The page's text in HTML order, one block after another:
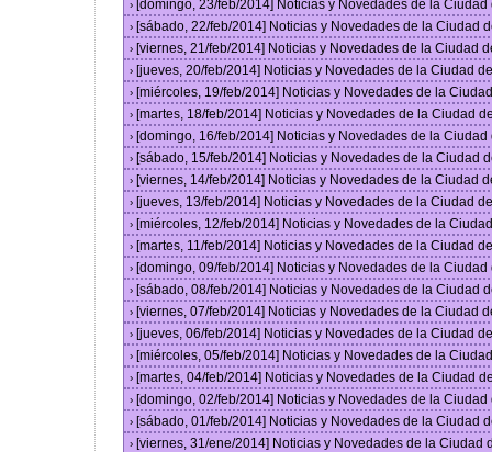
› [domingo, 23/feb/2014] Noticias y Novedades de la
› [sábado, 22/feb/2014] Noticias y Novedades de la Ciudad
› [viernes, 21/feb/2014] Noticias y Novedades de la Ciudad
› [jueves, 20/feb/2014] Noticias y Novedades de la Ciudad
› [miércoles, 19/feb/2014] Noticias y Novedades de la
› [martes, 18/feb/2014] Noticias y Novedades de la Ciudad
› [domingo, 16/feb/2014] Noticias y Novedades de la
› [sábado, 15/feb/2014] Noticias y Novedades de la Ciudad
› [viernes, 14/feb/2014] Noticias y Novedades de la Ciudad
› [jueves, 13/feb/2014] Noticias y Novedades de la Ciudad
› [miércoles, 12/feb/2014] Noticias y Novedades de la
› [martes, 11/feb/2014] Noticias y Novedades de la Ciudad
› [domingo, 09/feb/2014] Noticias y Novedades de la
› [sábado, 08/feb/2014] Noticias y Novedades de la Ciudad
› [viernes, 07/feb/2014] Noticias y Novedades de la Ciudad
› [jueves, 06/feb/2014] Noticias y Novedades de la Ciudad
› [miércoles, 05/feb/2014] Noticias y Novedades de la
› [martes, 04/feb/2014] Noticias y Novedades de la Ciudad
› [domingo, 02/feb/2014] Noticias y Novedades de la
› [sábado, 01/feb/2014] Noticias y Novedades de la Ciudad
› [viernes, 31/ene/2014] Noticias y Novedades de la Ciudad